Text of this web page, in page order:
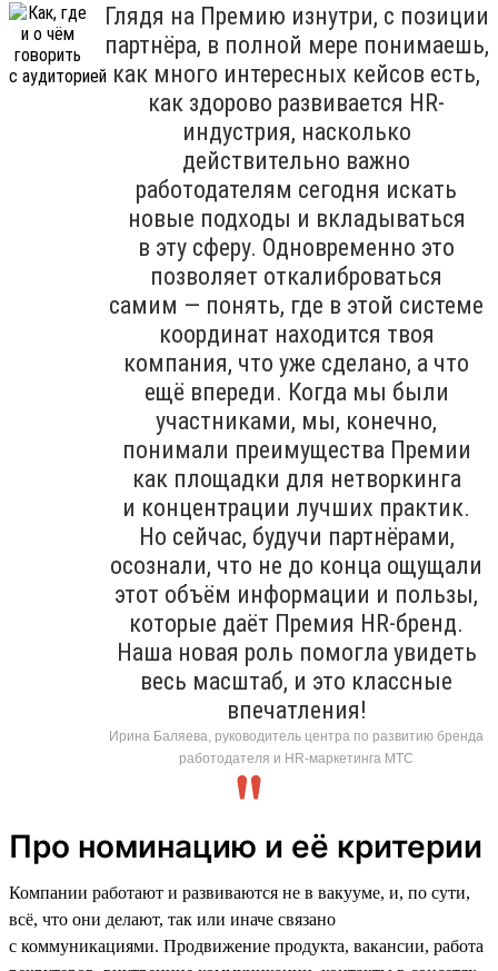
Глядя на Премию изнутри, с позиции
партнёра, в полной мере понимаешь,
как много интересных кейсов есть,
как здорово развивается HR-
индустрия, насколько
действительно важно
работодателям сегодня искать
новые подходы и вкладываться
в эту сферу. Одновременно это
позволяет откалиброваться
самим — понять, где в этой системе
координат находится твоя
компания, что уже сделано, а что
ещё впереди. Когда мы были
участниками, мы, конечно,
понимали преимущества Премии
как площадки для нетворкинга
и концентрации лучших практик.
Но сейчас, будучи партнёрами,
осознали, что не до конца ощущали
этот объём информации и пользы,
которые даёт Премия HR-бренд.
Наша новая роль помогла увидеть
весь масштаб, и это классные
впечатления!
Ирина Баляева, руководитель центра по развитию бренда
работодателя и HR-маркетинга МТС
Про номинацию и её критерии
Компании работают и развиваются не в вакууме, и, по сути,
всё, что они делают, так или иначе связано
с коммуникациями. Продвижение продукта, вакансии, работа